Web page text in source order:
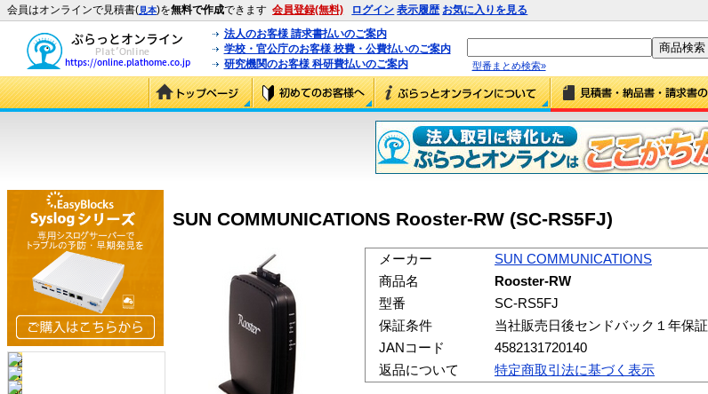
会員はオンラインで見積書(見本)を無料で作成できます 会員登録(無料) ログイン 表示履歴 お気に入りを見る
法人のお客様 請求書払いのご案内
学校・官公庁のお客様 校費・公費払いのご案内
研究機関のお客様 科研費払いのご案内
型番まとめ検索»
SUN COMMUNICATIONS Rooster-RW (SC-RS5FJ)
メーカー
SUN COMMUNICATIONS
商品名
Rooster-RW
型番
SC-RS5FJ
保証条件
当社販売日後センドバック１年保証
JANコード
4582131720140
返品について
特定商取引法に基づく表示